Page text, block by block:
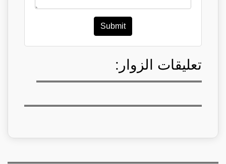
Submit
تعليقات الزوار: